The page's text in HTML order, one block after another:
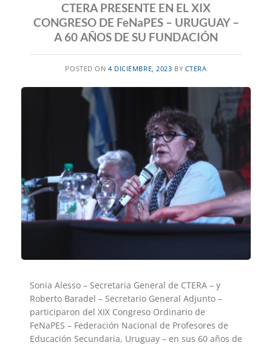
CTERA PRESENTE EN EL XIX
CONGRESO DE FeNaPES – URUGUAY –
A 60 AÑOS DE SU FUNDACIÓN
POSTED ON 4 DICIEMBRE, 2023 BY CTERA
Sonia Alesso – Secretaria General de CTERA – y
Roberto Baradel – Secretario General Adjunto –
participaron del XIX Congreso Ordinario de
FeNaPES – Federación Nacional de Profesores de
Educación Secundaria, Uruguay – en sus 60 años de